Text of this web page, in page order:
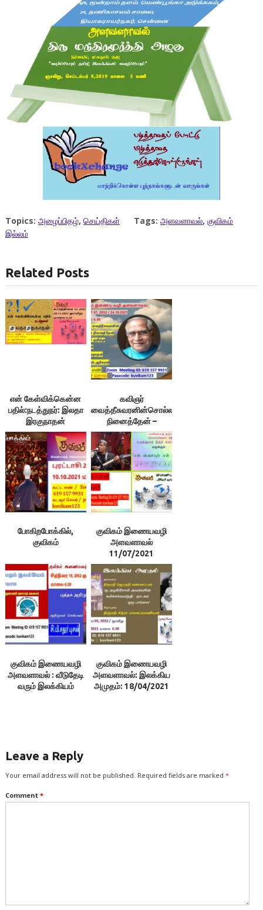
Topics: அழைப்பிதழ், செய்திகள் Tags: அளவளாவல், குவிகம்
இல்லம்
Related Posts
என் கேள்விக்கென்ன
பதில்:நடத்துநர்: இலதா
இரகுநாதன்
கவிஞர்
வைத்தீசுவரனின்சொல்ல
நினைத்தேன் –
அளவளாவல்
போகிறபோக்கில்,
குவிகம்
குவிகம் இணையவழி
அளவளாவல்
11/07/2021
குவிகம் இணையவழி
அளவளாவல் : வீடுதேடி
வரும் இலக்கியம்
குவிகம் இணையவழி
அளவளாவல்: இலக்கிய
அமுதம்: 18/04/2021
Leave a Reply
Your email address will not be published. Required fields are marked *
Comment *